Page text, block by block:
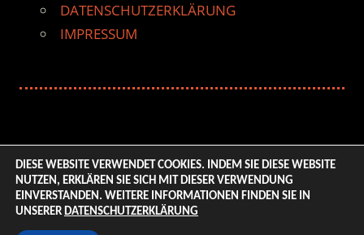
DATENSCHUTZERKLÄRUNG
IMPRESSUM
© 2026 ENTERTAINMENT BASE – Life & Style Magazine.
All Rights Reserved. | Based on
DIESE WEBSITE VERWENDET COOKIES. INDEM SIE DIESE WEBSITE
NUTZEN, ERKLÄREN SIE SICH MIT DIESER VERWENDUNG
EINVERSTANDEN. WEITERE INFORMATIONEN FINDEN SIE IN
UNSERER DATENSCHUTZERKLÄRUNG